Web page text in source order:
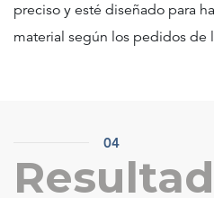
preciso y esté diseñado para
material según los pedidos de
04